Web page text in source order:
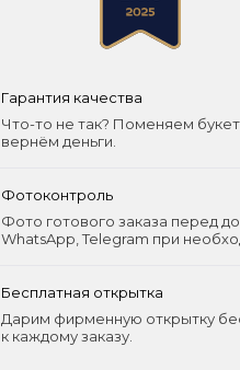
Гарантия качества
Что-то не так? Поменяем
вернём деньги.
Фотоконтроль
Фото готового заказа перед
WhatsApp, Telegram при
Бесплатная открытка
Дарим фирменную открытку
к каждому заказу.